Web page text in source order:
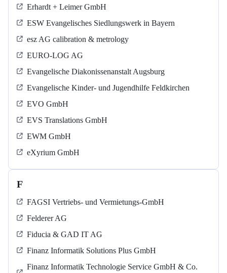
Erhardt + Leimer GmbH
ESW Evangelisches Siedlungswerk in Bayern
esz AG calibration & metrology
EURO-LOG AG
Evangelische Diakonissenanstalt Augsburg
Evangelische Kinder- und Jugendhilfe Feldkirchen
EVO GmbH
EVS Translations GmbH
EWM GmbH
eXyrium GmbH
F
FAGSI Vertriebs- und Vermietungs-GmbH
Felderer AG
Fiducia & GAD IT AG
Finanz Informatik Solutions Plus GmbH
Finanz Informatik Technologie Service GmbH & Co.